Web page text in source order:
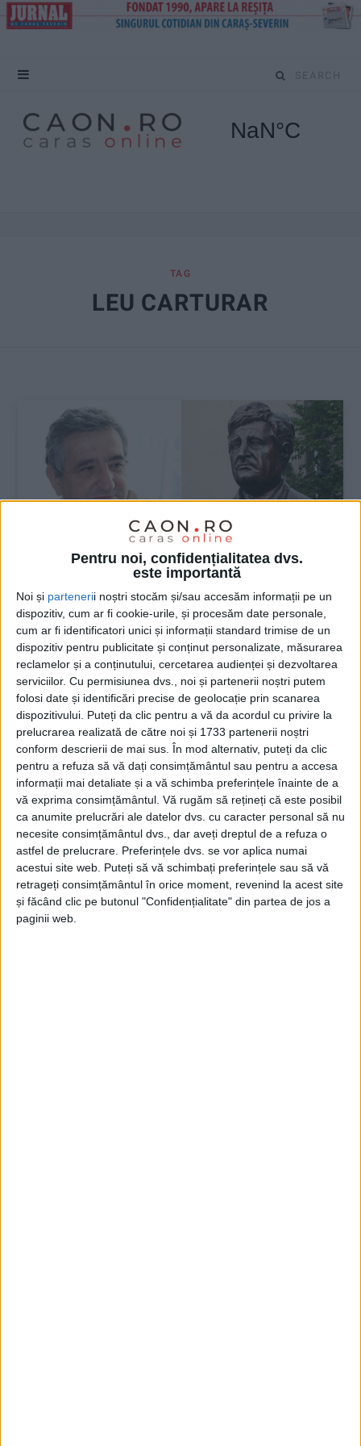
Pentru noi, confidențialitatea dvs.
este importantă
Noi și partenerii noștri stocăm și/sau accesăm informații pe un
dispozitiv, cum ar fi cookie-urile, și procesăm date personale,
cum ar fi identificatori unici și informații standard trimise de un
dispozitiv pentru publicitate și conținut personalizate, măsurarea
reclamelor și a conținutului, cercetarea audienței și dezvoltarea
serviciilor. Cu permisiunea dvs., noi și partenerii noștri putem
folosi date și identificări precise de geolocație prin scanarea
dispozitivului. Puteți da clic pentru a vă da acordul cu privire la
prelucrarea realizată de către noi și 1733 partenerii noștri
conform descrierii de mai sus. În mod alternativ, puteți da clic
pentru a refuza să vă dați consimțământul sau pentru a accesa
informații mai detaliate și a vă schimba preferințele înainte de a
vă exprima consimțământul. Vă rugăm să rețineți că este posibil
ca anumite prelucrări ale datelor dvs. cu caracter personal să nu
necesite consimțământul dvs., dar aveți dreptul de a refuza o
astfel de prelucrare. Preferințele dvs. se vor aplica numai
acestui site web. Puteți să vă schimbați preferințele sau să vă
retrageți consimțământul în orice moment, revenind la acest site
și făcând clic pe butonul "Confidențialitate" din partea de jos a
paginii web.
S
TAG
LEU CARTURAR
ŞTIRILE JUDEŢULUI CARAŞ-SEVERIN
Valeriu Leu ca Lecţie de Viaţă
29 MAI 2020, 04:38 PM 4 MINUTE DE CITIRE
CARAŞ-SEVERIN – Scriu aceste rânduri ca elev al celui care a
fost cărturarul Banatului de Munte, regretatul Valeriu Leu,
personalitate culturală veritabilă, iubitor de carte veche, dar
mai presus de toate Om şi Caracter deopotrivă!
Arhive